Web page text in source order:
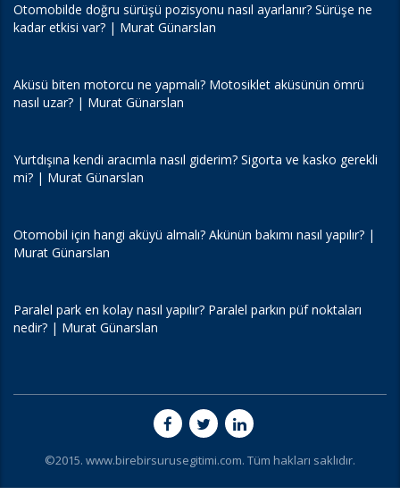
Otomobilde doğru sürüşü pozisyonu nasıl ayarlanır? Sürüşe ne
kadar etkisi var? | Murat Günarslan
Aküsü biten motorcu ne yapmalı? Motosiklet aküsünün ömrü
nasıl uzar? | Murat Günarslan
Yurtdışına kendi aracımla nasıl giderim? Sigorta ve kasko gerekli
mi? | Murat Günarslan
Otomobil için hangi aküyü almalı? Akünün bakımı nasıl yapılır? |
Murat Günarslan
Paralel park en kolay nasıl yapılır? Paralel parkın püf noktaları
nedir? | Murat Günarslan
©2015. www.birebirsurusegitimi.com. Tüm hakları saklıdır.